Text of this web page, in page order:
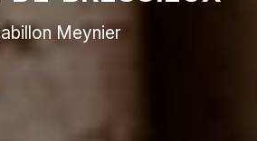
Meynier